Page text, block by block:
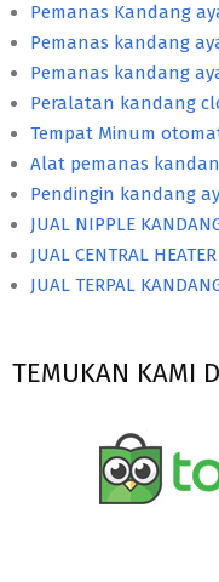
Pemanas Kandang
Pemanas kandang
Pemanas kandang
Peralatan kandang
Tempat Minum
Alat pemanas
Pendingin kandang
JUAL NIPPLE
JUAL CENTRAL
JUAL TERPAL
TEMUKAN KAMI